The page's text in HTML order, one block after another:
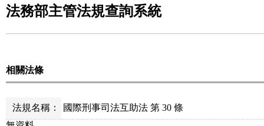
法務部主管法規查詢系統
相關法條
法規名稱：
國際刑事司法互助法 第 30 條